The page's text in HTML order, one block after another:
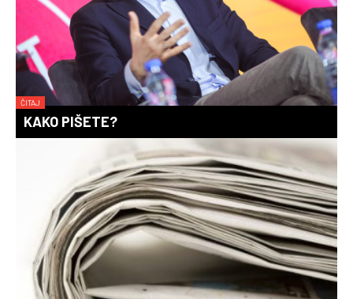
ČITAJ
KAKO PIŠETE?